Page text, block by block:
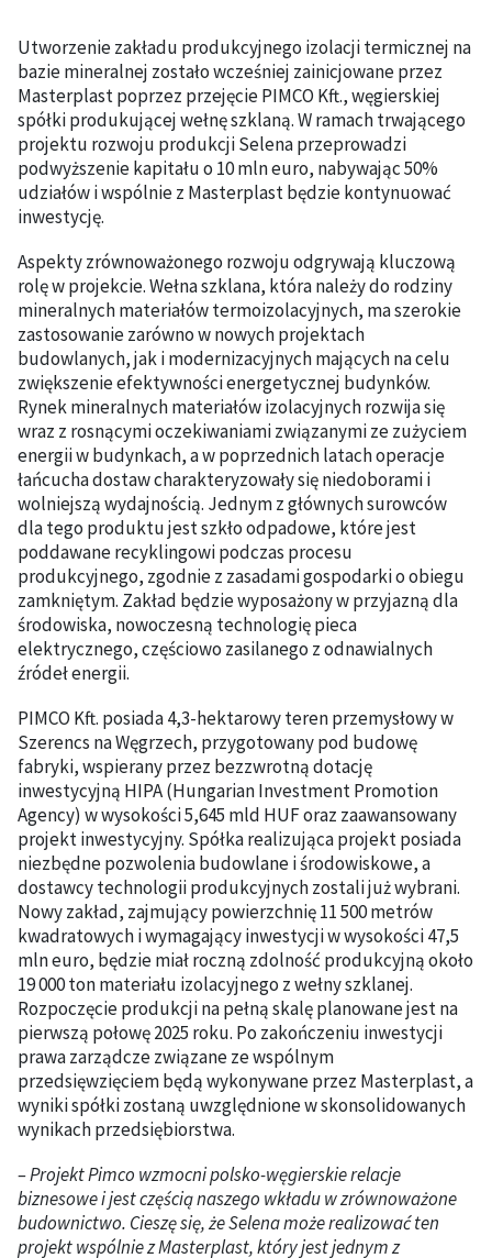
Utworzenie zakładu produkcyjnego izolacji termicznej na
bazie mineralnej zostało wcześniej zainicjowane przez
Masterplast poprzez przejęcie PIMCO Kft., węgierskiej
spółki produkującej wełnę szklaną. W ramach trwającego
projektu rozwoju produkcji Selena przeprowadzi
podwyższenie kapitału o 10 mln euro, nabywając 50%
udziałów i wspólnie z Masterplast będzie kontynuować
inwestycję.
Aspekty zrównoważonego rozwoju odgrywają kluczową
rolę w projekcie. Wełna szklana, która należy do rodziny
mineralnych materiałów termoizolacyjnych, ma szerokie
zastosowanie zarówno w nowych projektach
budowlanych, jak i modernizacyjnych mających na celu
zwiększenie efektywności energetycznej budynków.
Rynek mineralnych materiałów izolacyjnych rozwija się
wraz z rosnącymi oczekiwaniami związanymi ze zużyciem
energii w budynkach, a w poprzednich latach operacje
łańcucha dostaw charakteryzowały się niedoborami i
wolniejszą wydajnością. Jednym z głównych surowców
dla tego produktu jest szkło odpadowe, które jest
poddawane recyklingowi podczas procesu
produkcyjnego, zgodnie z zasadami gospodarki o obiegu
zamkniętym. Zakład będzie wyposażony w przyjazną dla
środowiska, nowoczesną technologię pieca
elektrycznego, częściowo zasilanego z odnawialnych
źródeł energii.
PIMCO Kft. posiada 4,3-hektarowy teren przemysłowy w
Szerencs na Węgrzech, przygotowany pod budowę
fabryki, wspierany przez bezzwrotną dotację
inwestycyjną HIPA (Hungarian Investment Promotion
Agency) w wysokości 5,645 mld HUF oraz zaawansowany
projekt inwestycyjny. Spółka realizująca projekt posiada
niezbędne pozwolenia budowlane i środowiskowe, a
dostawcy technologii produkcyjnych zostali już wybrani.
Nowy zakład, zajmujący powierzchnię 11 500 metrów
kwadratowych i wymagający inwestycji w wysokości 47,5
mln euro, będzie miał roczną zdolność produkcyjną około
19 000 ton materiału izolacyjnego z wełny szklanej.
Rozpoczęcie produkcji na pełną skalę planowane jest na
pierwszą połowę 2025 roku. Po zakończeniu inwestycji
prawa zarządcze związane ze wspólnym
przedsięwzięciem będą wykonywane przez Masterplast, a
wyniki spółki zostaną uwzględnione w skonsolidowanych
wynikach przedsiębiorstwa.
– Projekt Pimco wzmocni polsko-węgierskie relacje
biznesowe i jest częścią naszego wkładu w zrównoważone
budownictwo. Cieszę się, że Selena może realizować ten
projekt wspólnie z Masterplast, który jest jednym z